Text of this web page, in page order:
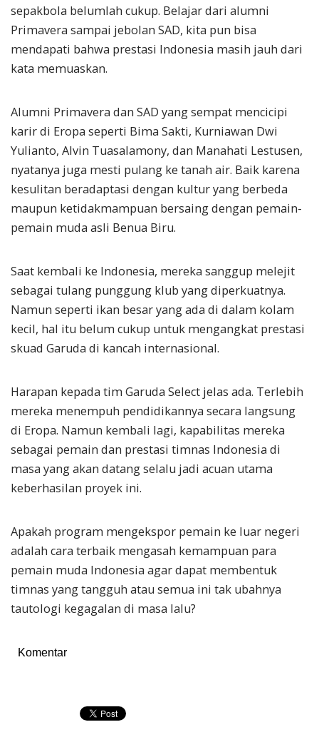
sepakbola belumlah cukup. Belajar dari alumni
Primavera sampai jebolan SAD, kita pun bisa
mendapati bahwa prestasi Indonesia masih jauh dari
kata memuaskan.
Alumni Primavera dan SAD yang sempat mencicipi
karir di Eropa seperti Bima Sakti, Kurniawan Dwi
Yulianto, Alvin Tuasalamony, dan Manahati Lestusen,
nyatanya juga mesti pulang ke tanah air. Baik karena
kesulitan beradaptasi dengan kultur yang berbeda
maupun ketidakmampuan bersaing dengan pemain-
pemain muda asli Benua Biru.
Saat kembali ke Indonesia, mereka sanggup melejit
sebagai tulang punggung klub yang diperkuatnya.
Namun seperti ikan besar yang ada di dalam kolam
kecil, hal itu belum cukup untuk mengangkat prestasi
skuad Garuda di kancah internasional.
Harapan kepada tim Garuda Select jelas ada. Terlebih
mereka menempuh pendidikannya secara langsung
di Eropa. Namun kembali lagi, kapabilitas mereka
sebagai pemain dan prestasi timnas Indonesia di
masa yang akan datang selalu jadi acuan utama
keberhasilan proyek ini.
Apakah program mengekspor pemain ke luar negeri
adalah cara terbaik mengasah kemampuan para
pemain muda Indonesia agar dapat membentuk
timnas yang tangguh atau semua ini tak ubahnya
tautologi kegagalan di masa lalu?
Komentar